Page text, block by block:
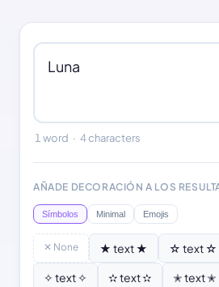
1 word · 4 characters
AÑADE DECORACIÓN A LOS
Símbolos Minimal Emojis
✕ None ★ text ★ ☆ text ☆
✧ text ✧
✫ text ✫ ✭ text ✭